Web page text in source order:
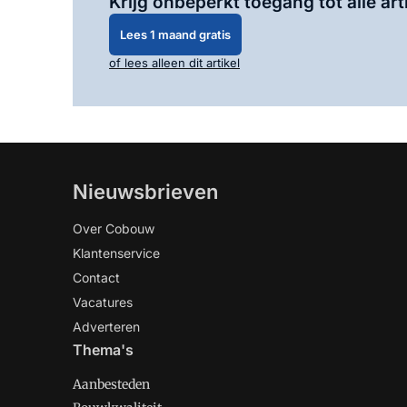
Lees 1 maand gratis
of lees alleen dit artikel
Nieuwsbrieven
Over Cobouw
Klantenservice
Contact
Vacatures
Adverteren
Thema's
Aanbesteden